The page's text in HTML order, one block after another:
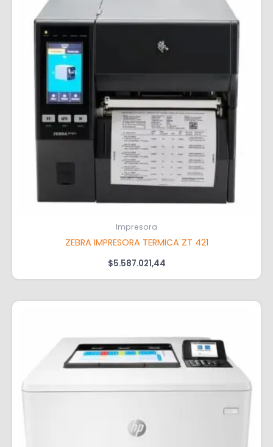
Impresora
ZEBRA IMPRESORA TERMICA ZT 421
$5.587.021,44